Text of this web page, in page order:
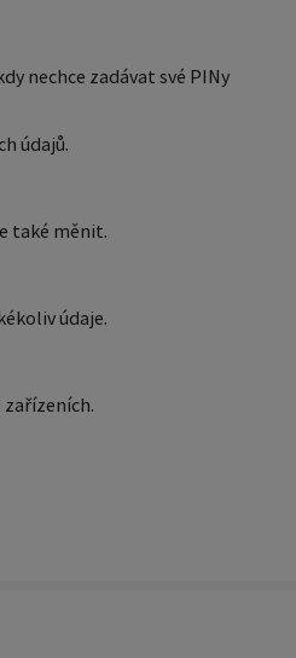
nechce zadávat své PINy
údajů.
také měnit.
údaje.